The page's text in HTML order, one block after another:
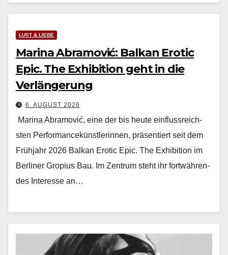
LUST & LIEBE
Marina Abramović: Balkan Erotic
Epic. The Exhibition geht in die
Verlängerung
6. AUGUST 2026
Mari­na Abramović, eine der bis heute ein­flussre­ich­
sten Per­for­mancekün­st­lerin­nen, präsen­tiert seit dem
Früh­jahr 2026 Balkan Erot­ic Epic. The Exhi­bi­tion im
Berlin­er Gropius Bau. Im Zen­trum ste­ht ihr fortwähren­
des Inter­esse an…